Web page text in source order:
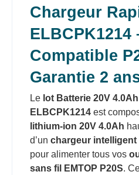
Chargeur
ELBCPK1214
Compatible
Garantie 2
Le lot Batterie 20V
ELBCPK1214 est
lithium-ion 20V 4.0Ah
d’un chargeur intelligent
pour alimenter tous vos
sans fil EMTOP P20S.